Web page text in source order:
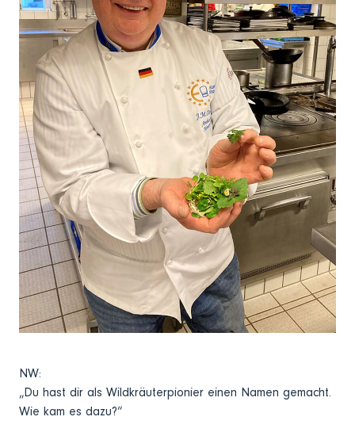
NW:
„Du hast dir als Wildkräuterpionier einen Namen gemacht.
Wie kam es dazu?“